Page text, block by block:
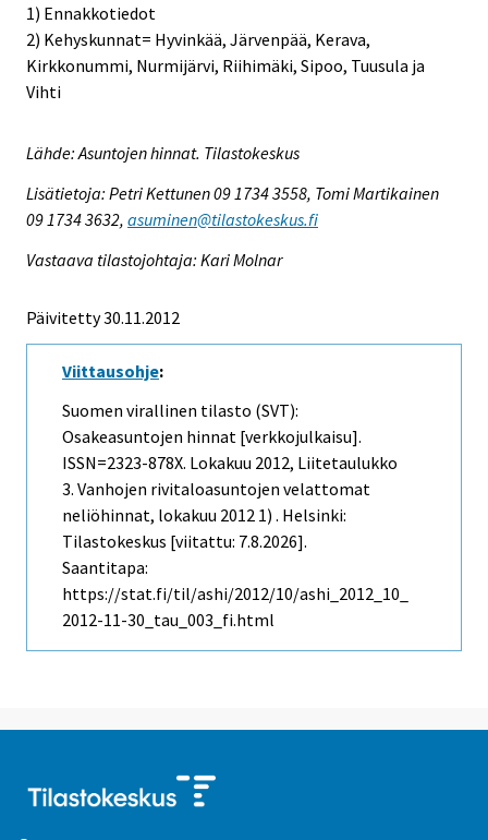
1) Ennakkotiedot
2) Kehyskunnat= Hyvinkää, Järvenpää, Kerava,
Kirkkonummi, Nurmijärvi, Riihimäki, Sipoo, Tuusula ja
Vihti
Lähde: Asuntojen hinnat. Tilastokeskus
Lisätietoja: Petri Kettunen 09 1734 3558, Tomi Martikainen
09 1734 3632, asuminen@tilastokeskus.fi
Vastaava tilastojohtaja: Kari Molnar
Päivitetty 30.11.2012
Viittausohje:
Suomen virallinen tilasto (SVT):
Osakeasuntojen hinnat [verkkojulkaisu].
ISSN=2323-878X. Lokakuu 2012, Liitetaulukko
3. Vanhojen rivitaloasuntojen velattomat
neliöhinnat, lokakuu 2012 1) . Helsinki:
Tilastokeskus [viitattu: 7.8.2026].
Saantitapa:
https://stat.fi/til/ashi/2012/10/ashi_2012_10_
2012-11-30_tau_003_fi.html